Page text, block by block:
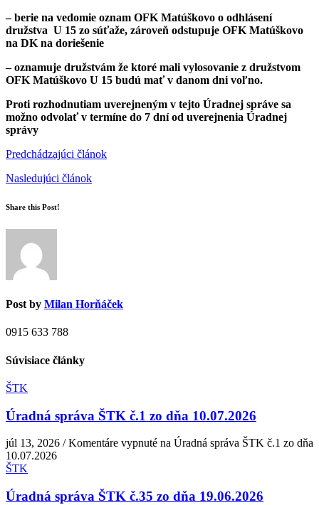
– berie na vedomie oznam OFK Matúškovo o odhlásení
družstva U 15 zo súťaže, zároveň odstupuje OFK Matúškovo
na DK na doriešenie
– oznamuje družstvám že ktoré mali vylosovanie z družstvom
OFK Matúškovo U 15 budú mať v danom dni voľno.
Proti rozhodnutiam uverejneným v tejto Úradnej správe sa
možno odvolať v termíne do 7 dní od uverejnenia Úradnej
správy
Predchádzajúci článok
Nasledujúci článok
Share this Post!
Post by Milan Horňáček
0915 633 788
Súvisiace články
ŠTK
Úradná správa ŠTK č.1 zo dňa 10.07.2026
júl 13, 2026 / Komentáre vypnuté na Úradná správa ŠTK č.1 zo dňa
10.07.2026
ŠTK
Úradná správa ŠTK č.35 zo dňa 19.06.2026